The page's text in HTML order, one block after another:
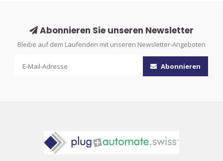
Abonnieren Sie unseren Newsletter
Bleibe auf dem Laufenden mit unseren Newsletter-Angeboten
Abonnieren